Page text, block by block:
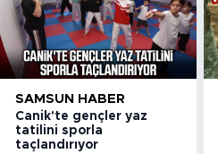
SAMSUN HABER
Canik'te gençler yaz
tatilini sporla
taçlandırıyor